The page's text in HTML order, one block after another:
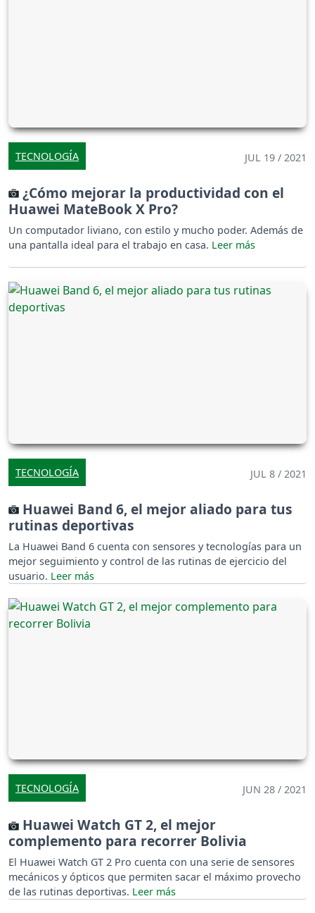
TECNOLOGÍA JUL 19 / 2021
¿Cómo mejorar la productividad con el
Huawei MateBook X Pro?
Un computador liviano, con estilo y mucho poder. Además de
una pantalla ideal para el trabajo en casa.
TECNOLOGÍA JUL 8 / 2021
Huawei Band 6, el mejor aliado para tus
rutinas deportivas
La Huawei Band 6 cuenta con sensores y tecnologías para un
mejor seguimiento y control de las rutinas de ejercicio del
usuario.
TECNOLOGÍA JUN 28 / 2021
Huawei Watch GT 2, el mejor
complemento para recorrer Bolivia
El Huawei Watch GT 2 Pro cuenta con una serie de sensores
mecánicos y ópticos que permiten sacar el máximo provecho
de las rutinas deportivas.